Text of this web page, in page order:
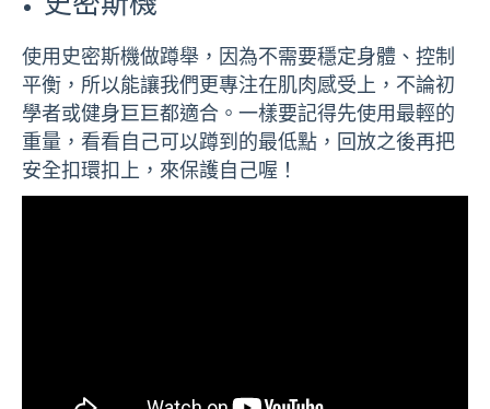
使用史密斯機做蹲舉，因為不需要穩定身體、控制
平衡，所以能讓我們更專注在肌肉感受上，不論初
學者或健身巨巨都適合。一樣要記得先使用最輕的
重量，看看自己可以蹲到的最低點，回放之後再把
安全扣環扣上，來保護自己喔！